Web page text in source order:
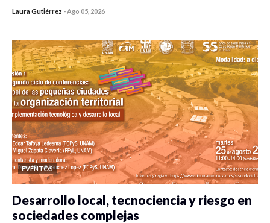
Laura Gutiérrez -Ago 05, 2026
EVENTOS
Desarrollo local, tecnociencia y riesgo en
sociedades complejas